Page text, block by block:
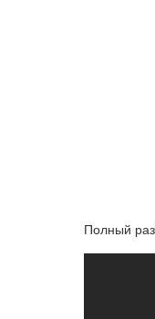
Полный